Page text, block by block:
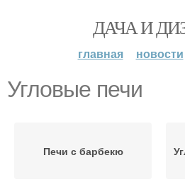
ДАЧА И
главная новости
Угловые печи
Печи с барбекю